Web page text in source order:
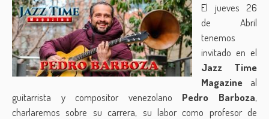
El jueves 26
de Abril
tenemos
invitado en el
Jazz Time
Magazine al
guitarrista y compositor venezolano Pedro Barboza,
charlaremos sobre su carrera, su labor como profesor de